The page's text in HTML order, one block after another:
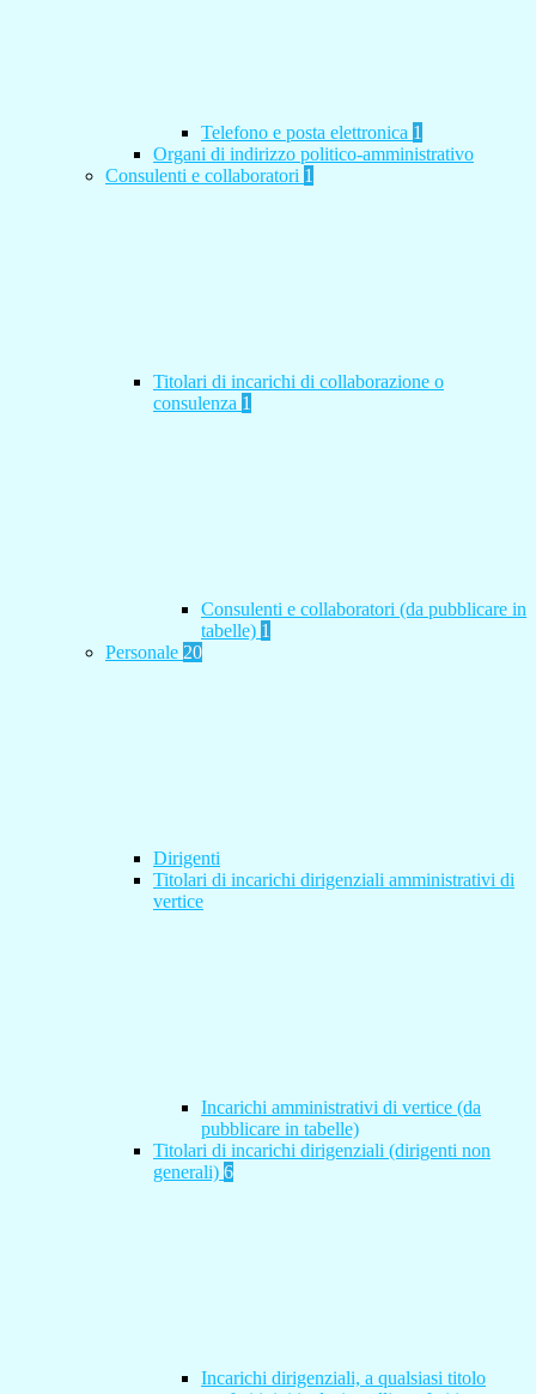
Telefono e posta elettronica 1
Organi di indirizzo politico-amministrativo
Consulenti e collaboratori 1
Titolari di incarichi di collaborazione o
consulenza 1
Consulenti e collaboratori (da pubblicare in
tabelle) 1
Personale 20
Dirigenti
Titolari di incarichi dirigenziali amministrativi di
vertice
Incarichi amministrativi di vertice (da
pubblicare in tabelle)
Titolari di incarichi dirigenziali (dirigenti non
generali) 6
Incarichi dirigenziali, a qualsiasi titolo